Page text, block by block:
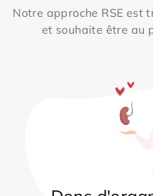
Notre approche RSE est
et souhaite être au